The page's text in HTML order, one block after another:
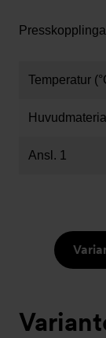
Temperatur
Huvudmaterial
Ansl. 1